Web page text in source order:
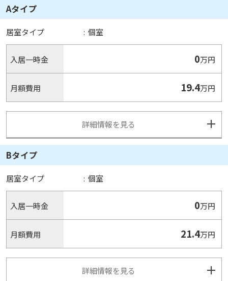
Aタイプ
居室タイプ : 個室
入居一時金 0万円
月額費用 19.4万円
詳細情報を見る
Bタイプ
居室タイプ : 個室
入居一時金 0万円
月額費用 21.4万円
詳細情報を見る